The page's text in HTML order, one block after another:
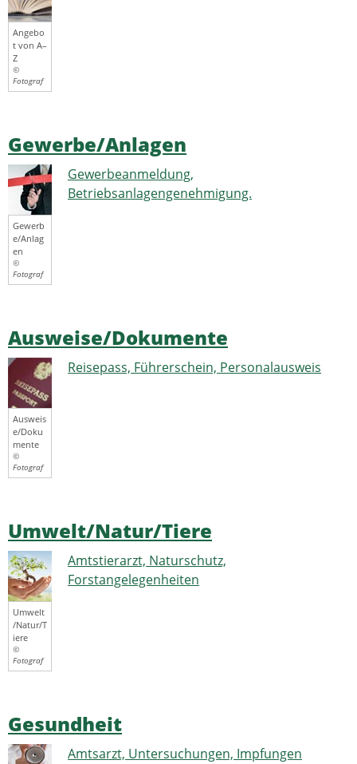
Angebo
t von A–
Z
©
Fotograf
Gewerbe/Anlagen
Gewerb
e/Anlag
en
©
Fotograf
Gewerbeanmeldung,
Betriebsanlagengenehmigung.
Ausweise/Dokumente
Ausweis
e/Doku
mente
©
Fotograf
Reisepass, Führerschein, Personalausweis
Umwelt/Natur/Tiere
Umwelt
/Natur/T
iere
©
Fotograf
Amtstierarzt, Naturschutz,
Forstangelegenheiten
Gesundheit
Amtsarzt, Untersuchungen, Impfungen